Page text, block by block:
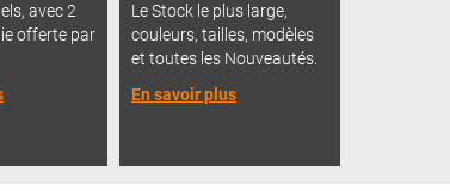
avec 2
offerte par
Le Stock le plus large,
couleurs, tailles, modèles
et toutes les Nouveautés.
En savoir plus